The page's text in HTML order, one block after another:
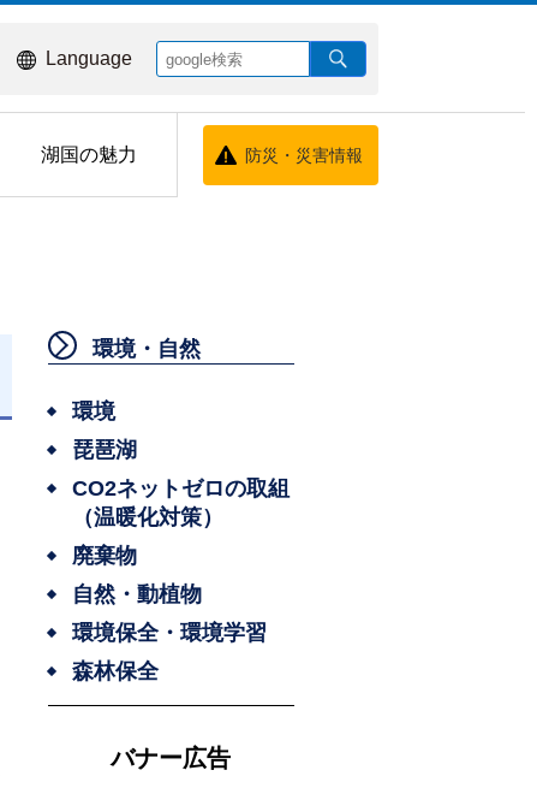
Language
湖国の魅力 防災・災害情報
環境・自然
環境
琵琶湖
CO2ネットゼロの取組
（温暖化対策）
廃棄物
自然・動植物
環境保全・環境学習
森林保全
バナー広告